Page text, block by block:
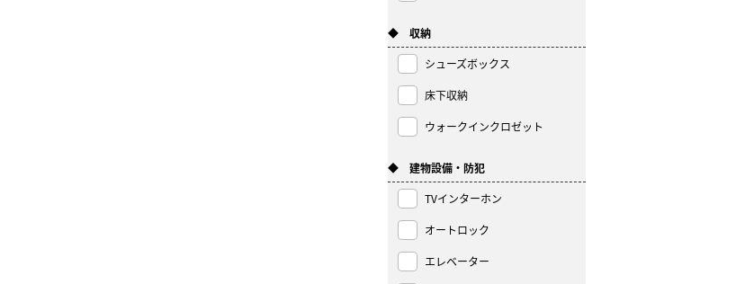
◆ 収納
シューズボックス
床下収納
ウォークインクロゼット
◆ 建物設備・防犯
TVインターホン
オートロック
エレベーター